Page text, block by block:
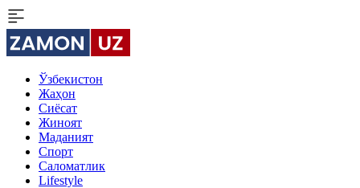
Ўзбекистон
Жаҳон
Сиёсат
Жиноят
Маданият
Спорт
Cаломатлик
Lifestyle